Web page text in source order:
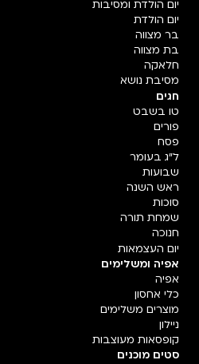
יום הולדת ומסיבות
יום הולדת
בר מצווה
בת מצווה
חלאקה
מסיבת נושא
חגים
טו בשבט
פורים
פסח
ל"ג בעומר
שבועות
ראש השנה
סוכות
שמחת תורה
חנוכה
יום העצמאות
אפיה ומשלימים
אפיה
כלי אחסון
מוצרים משלימים
ניילון
קופסאות מעוצבות
סטים מוכנים